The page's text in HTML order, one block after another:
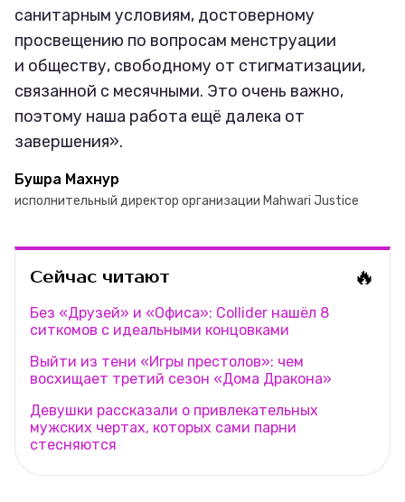
санитарным условиям, достоверному
просвещению по вопросам менструации
и обществу, свободному от стигматизации,
связанной с месячными. Это очень важно,
поэтому наша работа ещё далека от
завершения».
Бушра Махнур
исполнительный директор организации Mahwari Justice
Сейчас читают 🔥
Без «Друзей» и «Офиса»: Collider нашёл 8
ситкомов с идеальными концовками
Выйти из тени «Игры престолов»: чем
восхищает третий сезон «Дома Дракона»
Девушки рассказали о привлекательных
мужских чертах, которых сами парни
стесняются